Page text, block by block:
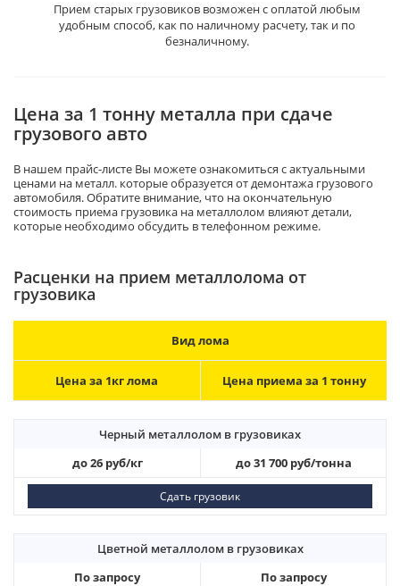
Прием старых грузовиков возможен с оплатой любым
удобным способ, как по наличному расчету, так и по
безналичному.
Цена за 1 тонну металла при сдаче
грузового авто
В нашем прайс-листе Вы можете ознакомиться с актуальными
ценами на металл. которые образуется от демонтажа грузового
автомобиля. Обратите внимание, что на окончательную
стоимость приема грузовика на металлолом влияют детали,
которые необходимо обсудить в телефонном режиме.
Расценки на прием металлолома от
грузовика
Вид лома
Цена за 1кг лома Цена приема за 1 тонну
Черный металлолом в грузовиках
до 26 руб/кг
до 31 700 руб/тонна
Сдать грузовик
Цветной металлолом в грузовиках
По запросу
По запросу